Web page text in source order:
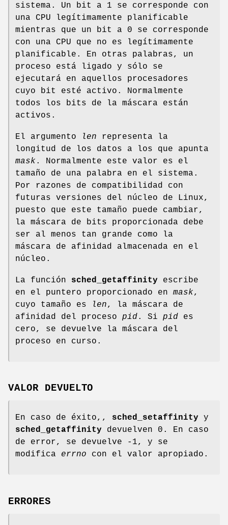
sistema. Un bit a 1 se corresponde con
una CPU legítimamente planificable
mientras que un bit a 0 se corresponde
con una CPU que no es legítimamente
planificable. En otras palabras, un
proceso está ligado y sólo se
ejecutará en aquellos procesadores
cuyo bit esté activo. Normalmente
todos los bits de la máscara están
activos.
El argumento len representa la
longitud de los datos a los que apunta
mask . Normalmente este valor es el
tamaño de una palabra en el sistema.
Por razones de compatibilidad con
futuras versiones del núcleo de Linux,
puesto que este tamaño puede cambiar,
la máscara de bits proporcionada debe
ser al menos tan grande como la
máscara de afinidad almacenada en el
núcleo.
La función sched_getaffinity escribe
en el puntero proporcionado en mask,
cuyo tamaño es
len, la máscara de
afinidad del proceso pid. Si pid es
cero, se devuelve la máscara del
proceso en curso.
VALOR DEVUELTO
En caso de éxito,, sched_setaffinity y
sched_getaffinity devuelven 0. En caso
de error, se devuelve -1, y se
modifica errno con el valor apropiado.
ERRORES